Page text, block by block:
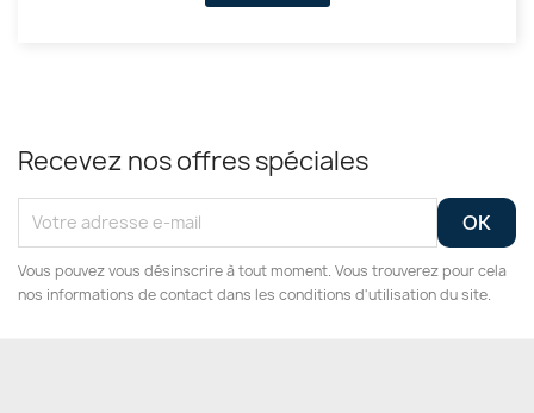
Recevez nos offres spéciales
Vous pouvez vous désinscrire à tout moment. Vous trouverez pour cela
nos informations de contact dans les conditions d'utilisation du site.